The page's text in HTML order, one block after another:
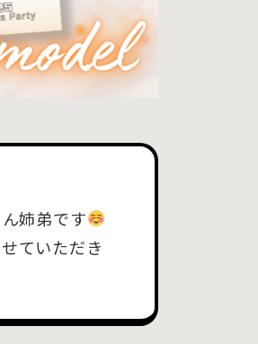
姉弟です
ていただき